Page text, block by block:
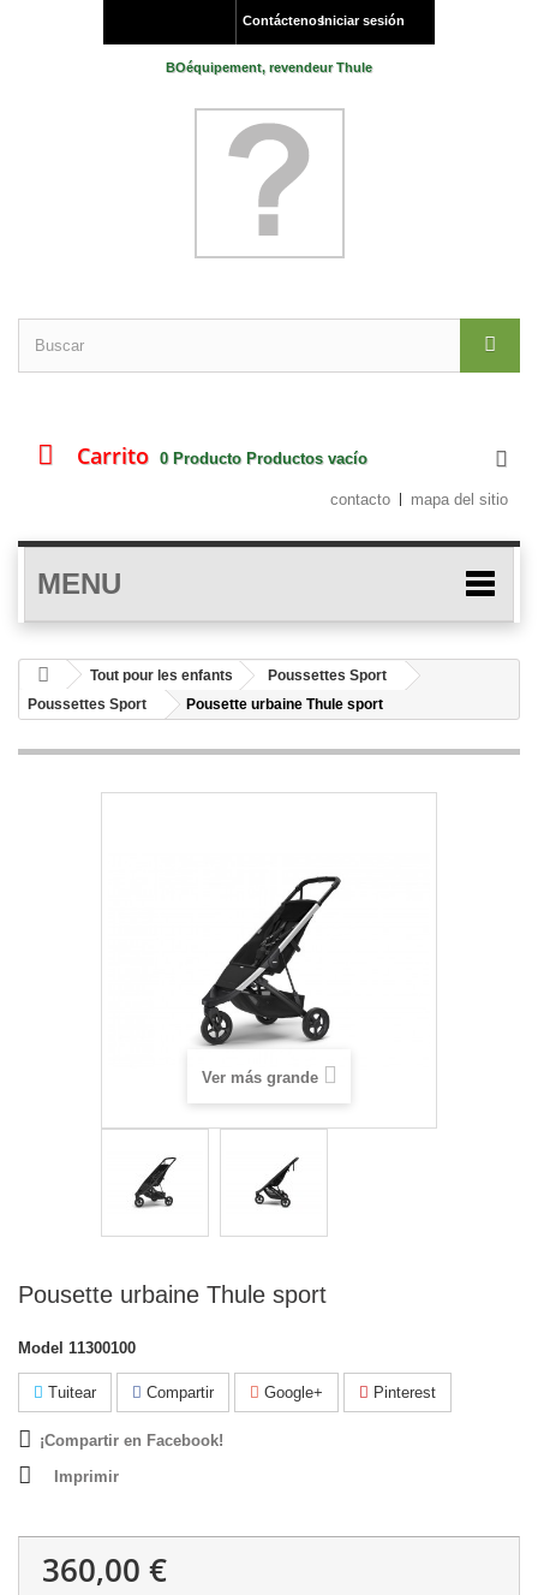
Iniciar sesión
Contáctenos
BOéquipement, revendeur Thule
Carrito 0 Producto Productos vacío
contacto mapa del sitio
MENU
Tout pour les enfants
Poussettes Sport
Poussettes Sport
Pousette urbaine Thule sport
Ver más grande
Pousette urbaine Thule sport
Model 11300100
Tuitear Compartir Google+ Pinterest
¡Compartir en Facebook!
Imprimir
360,00 €